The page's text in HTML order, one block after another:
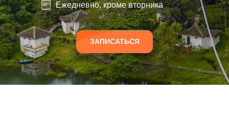
ЗАПИСАТЬСЯ
Ежедневно, кроме вторника